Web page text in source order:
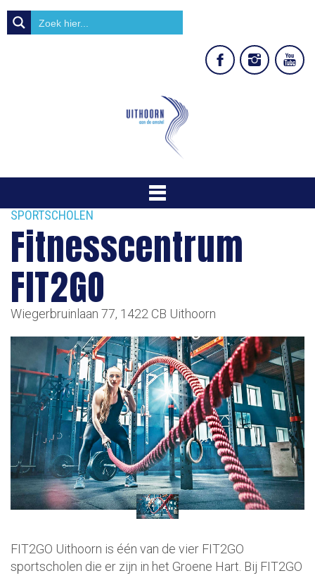
SPORTSCHOLEN
Fitnesscentrum
FIT2GO
Wiegerbruinlaan 77, 1422 CB Uithoorn
FIT2GO Uithoorn is één van de vier FIT2GO
sportscholen die er zijn in het Groene Hart. Bij FIT2GO